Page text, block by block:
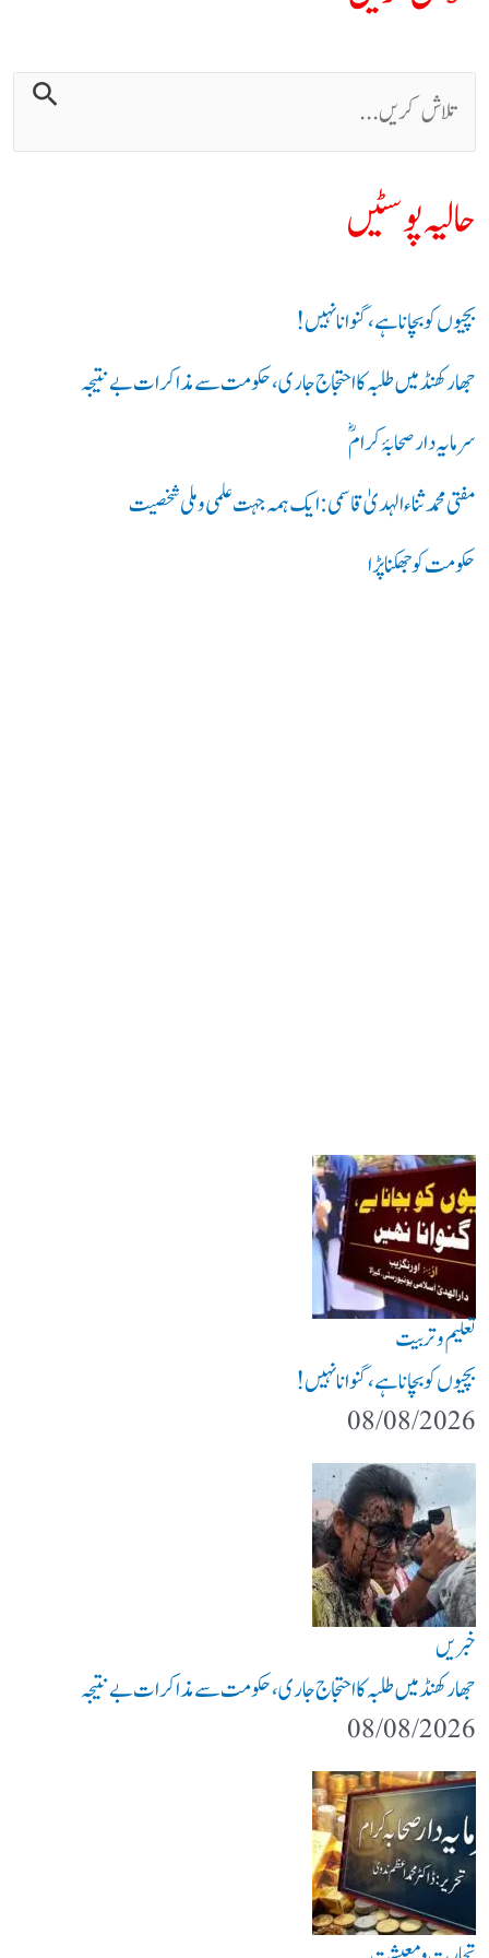
حالیہ پوسٹیں
بچیوں کو بچانا ہے، گنوانا نہیں!
جھارکھنڈ میں طلبہ کا احتجاج جاری، حکومت سے مذاکرات بے نتیجہ
سرمایہ دار صحابۂ کرامؓ
مفتی محمد ثناء الہدیٰ قاسمی: ایک ہمہ جہت علمی و ملی شخصیت
حکومت کو جھکنا پڑا
تعلیم و تربیت
بچیوں کو بچانا ہے، گنوانا نہیں!
08/08/2026
خبریں
جھارکھنڈ میں طلبہ کا احتجاج جاری، حکومت سے مذاکرات بے نتیجہ
08/08/2026